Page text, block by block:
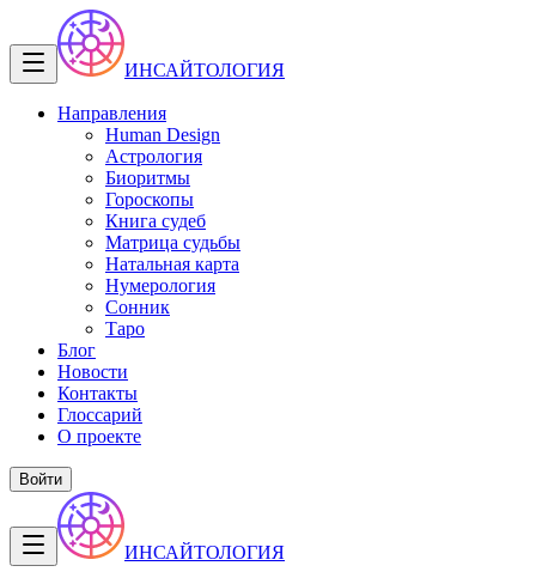
ИНСАЙТОЛОГИЯ
Направления
Human Design
Астрология
Биоритмы
Гороскопы
Книга судеб
Матрица судьбы
Натальная карта
Нумерология
Сонник
Таро
Блог
Новости
Контакты
Глоссарий
О проекте
Войти
ИНСАЙТОЛОГИЯ